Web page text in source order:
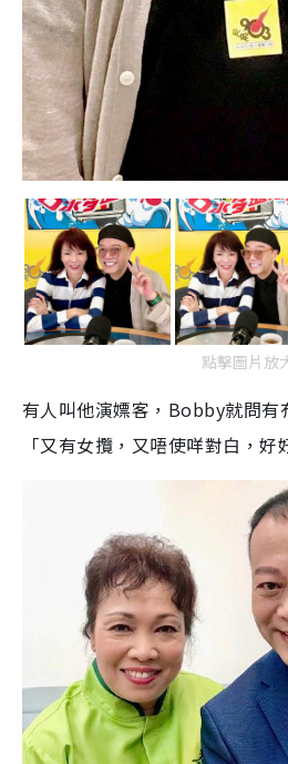
點擊圖片放
有人叫他演嫖客，Bobby就問有
「又有女攬，又唔使咩對白，好